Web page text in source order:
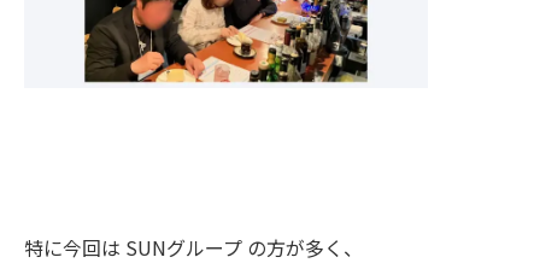
特に今回は SUNグループ の方が多く、